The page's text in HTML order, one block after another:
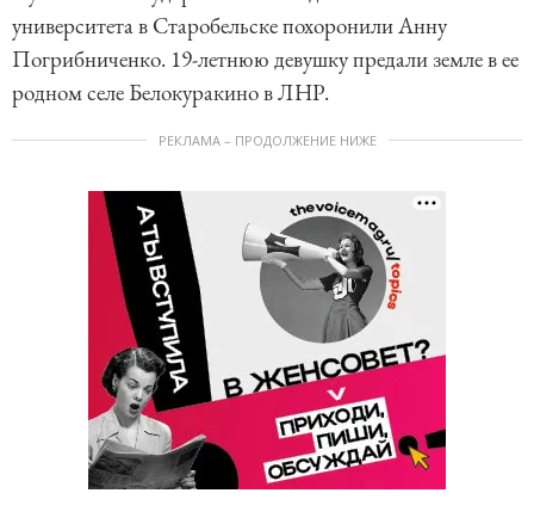
университета в Старобельске похоронили Анну
Погрибниченко. 19-летнюю девушку предали земле в ее
родном селе Белокуракино в ЛНР.
РЕКЛАМА – ПРОДОЛЖЕНИЕ НИЖЕ